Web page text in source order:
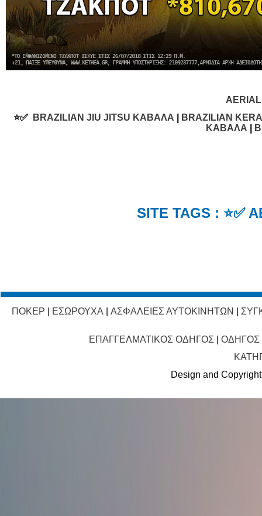
⭐✅
BRAZILIAN JIU JITSU ΚΑΒΑΛΑ
BRAZILIAN
ΚΑΒΑΛΑ
SITE TAGS : ⭐✅
ΠΟΚΕΡ ΕΣΩΡΟΥΧΑ ΑΣΦΑΛΕΙΕΣ ΑΥΤΟΚΙΝΗΤΩΝ
ΕΠΑΓΓΕΛΜΑΤΙΚΟΣ ΟΔΗΓΟΣ
ΟΔΗΓΟΣ
Design and